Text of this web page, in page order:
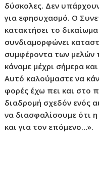
δύσκολες. Δεν
για εφησυχασμό. Ο
κατακτήσει το
συνδιαμορφώνει
συμφέροντα των μελών
κάναμε μέχρι σήμερα
Αυτό καλούμαστε να
φορές έχω πει και στο
διαδρομή σχεδόν ενός
να διασφαλίσουμε ότι
και για τον επόμενο…».